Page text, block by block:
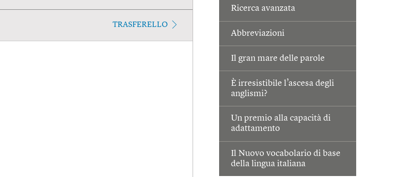
Ricerca avanzata
Abbreviazioni
Il gran mare delle parole
È irresistibile l’ascesa degli
anglismi?
Un premio alla capacità di
adattamento
Il Nuovo vocabolario di base
della lingua italiana
TRASFERELLO